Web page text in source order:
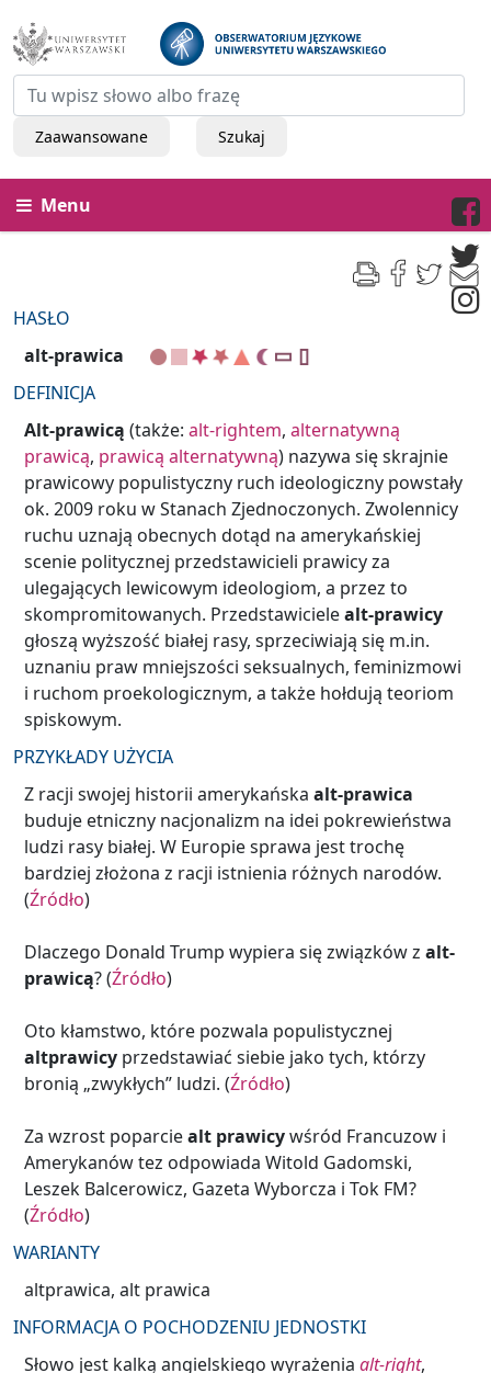
Zaawansowane Szukaj
Menu
HASŁO
alt-prawica
DEFINICJA
Alt-prawicą (także: alt-rightem, alternatywną
prawicą, prawicą alternatywną) nazywa się skrajnie
prawicowy populistyczny ruch ideologiczny powstały
ok. 2009 roku w Stanach Zjednoczonych. Zwolennicy
ruchu uznają obecnych dotąd na amerykańskiej
scenie politycznej przedstawicieli prawicy za
ulegających lewicowym ideologiom, a przez to
skompromitowanych. Przedstawicielealt-prawicy
głoszą wyższość białej rasy, sprzeciwiają się m.in.
uznaniu praw mniejszości seksualnych, feminizmowi
i ruchom proekologicznym, a także hołdują teoriom
spiskowym.
PRZYKŁADY UŻYCIA
Z racji swojej historii amerykańska alt-prawica
buduje etniczny nacjonalizm na idei pokrewieństwa
ludzi rasy białej. W Europie sprawa jest trochę
bardziej złożona z racji istnienia różnych narodów.
(Źródło)
Dlaczego Donald Trump wypiera się związków z alt-
prawicą? (Źródło)
Oto kłamstwo, które pozwala populistycznej
altprawicy przedstawiać siebie jako tych, którzy
bronią „zwykłych” ludzi. (Źródło)
Za wzrost poparciealt prawicywśród Francuzow i
Amerykanów tez odpowiada Witold Gadomski,
Leszek Balcerowicz, Gazeta Wyborcza i Tok FM?
(Źródło)
WARIANTY
altprawica, alt prawica
INFORMACJA O POCHODZENIU JEDNOSTKI
Słowo jest kalką angielskiego wyrażenia alt-right,